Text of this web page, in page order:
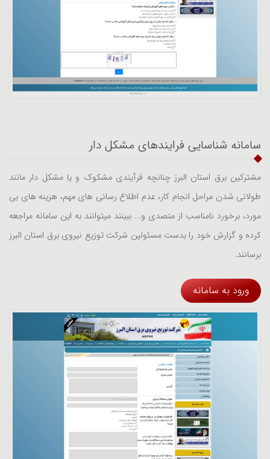
سامانه شناسایی فرایندهای مشکل دار
مشترکین برق استان البرز چنانچه فرآیندی مشکوک و یا مشکل دار مانند
طولانی شدن مراحل انجام کار، عدم اطلاع رسانی های مهم، هزینه های بی
مورد، برخورد نامناسب از متصدی و... ببینند میتوانند به این سامانه مراجعه
کرده و گزارش خود را بدست مسئولین شرکت توزیع نیروی برق استان البرز
برسانند.
ورود به سامانه